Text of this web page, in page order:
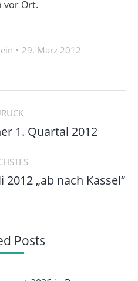
vor Ort.
29. März 2012
Vorheriger
1. Quartal 2012
Nächster
2012 „ab nach Kassel“
Posts